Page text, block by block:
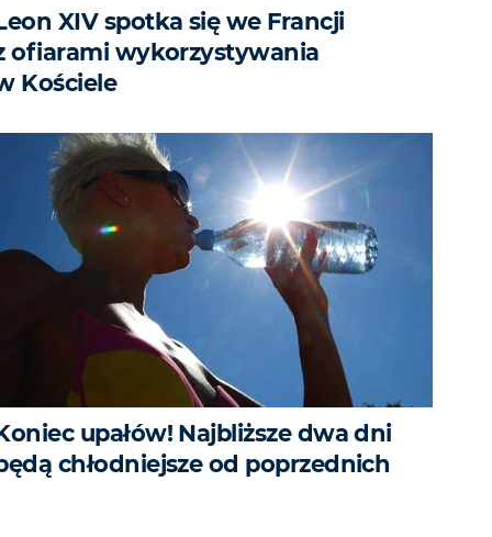
XIV spotka się we Francji
ofiarami wykorzystywania
Kościele
upałów! Najbliższe dwa dni
chłodniejsze od poprzednich